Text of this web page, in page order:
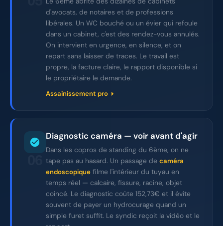
d'avocats, de notaires et de professions
libérales. Un WC bouché ou un évier qui refoule
dans un cabinet, c'est des rendez-vous annulés.
On intervient en urgence, en silence, et on
repart sans laisser de traces. Le travail est
propre, la facture claire, le rapport disponible si
le propriétaire le demande.
Assainissement pro
Diagnostic caméra — voir avant d'agir
Dans les copros de standing du 6ème, on ne
tape pas au hasard. Un passage de caméra
endoscopique filme l'intérieur du tuyau en
temps réel — calcaire, fissure, racine, objet
coincé. Le diagnostic coûte 152,73€ et il évite
souvent de payer un hydrocurage quand un
simple furet suffit. Le syndic reçoit la vidéo et le